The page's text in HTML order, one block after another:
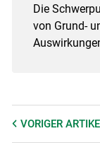
Die
von Grund-
VORIGER